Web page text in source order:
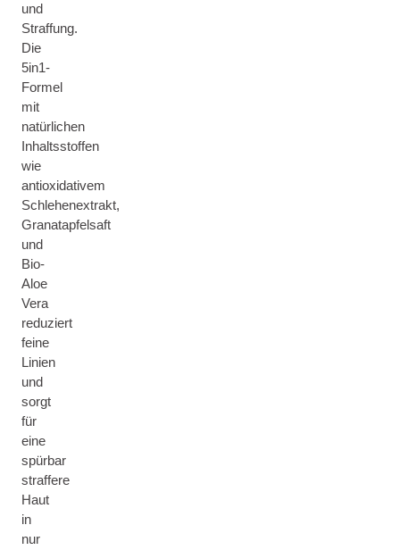
und
Straffung.
Die
5in1-
Formel
mit
natürlichen
Inhaltsstoffen
wie
antioxidativem
Schlehenextrakt,
Granatapfelsaft
und
Bio-
Aloe
Vera
reduziert
feine
Linien
und
sorgt
für
eine
spürbar
straffere
Haut
in
nur